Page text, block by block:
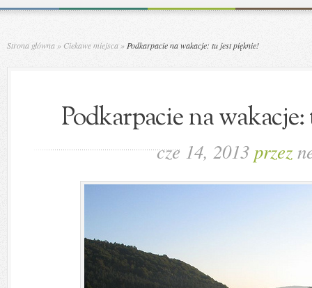
Strona główna » Ciekawe miejsca » Podkarpacie na wakacje: tu jest pięknie!
Podkarpacie na
cze 14, 2013 przez